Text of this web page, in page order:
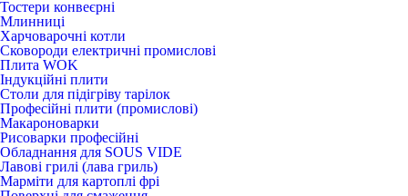
Тостери конвеєрні
Млинниці
Харчоварочні котли
Сковороди електричні промислові
Плита WOK
Індукційні плити
Столи для підігріву тарілок
Професійні плити (промислові)
Макароноварки
Рисоварки професійні
Обладнання для SOUS VIDE
Лавові грилі (лава гриль)
Марміти для картоплі фрі